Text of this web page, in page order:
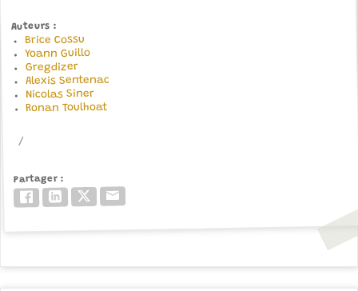
Auteurs
Brice Cossu
Yoann Guillo
Gregdizer
Alexis Sentenac
Nicolas Siner
Ronan Toulhoat
Partager
FacebookLinkedInTwitter/X